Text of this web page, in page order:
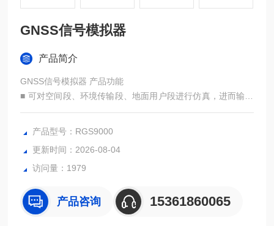
GNSS信号模拟器
产品简介
GNSS信号模拟器 产品功能
■ 可对空间段、环境传输段、地面用户段进行仿真，进而输出
导航信号。
■ 用户可根据需求设置参数对导航终端功能、性能以及完好性
产品型号：RGS9000
更新时间：2026-08-04
访问量：1979
产品咨询 15361860065